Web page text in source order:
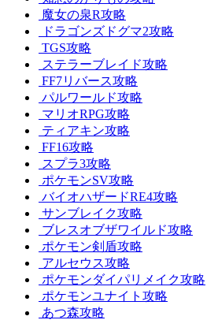
魔女の泉R攻略
ドラゴンズドグマ2攻略
TGS攻略
ステラーブレイド攻略
FF7リバース攻略
パルワールド攻略
マリオRPG攻略
ティアキン攻略
FF16攻略
スプラ3攻略
ポケモンSV攻略
バイオハザードRE4攻略
サンブレイク攻略
ブレスオブザワイルド攻略
ポケモン剣盾攻略
アルセウス攻略
ポケモンダイパリメイク攻略
ポケモンユナイト攻略
あつ森攻略